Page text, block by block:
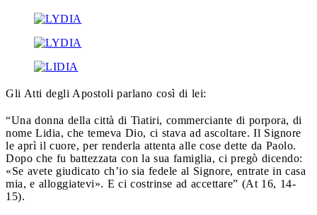
Gli Atti degli Apostoli parlano così di lei:
“Una donna della città di Tiatiri, commerciante di porpora, di
nome Lidia, che temeva Dio, ci stava ad ascoltare. Il Signore
le aprì il cuore, per renderla attenta alle cose dette da Paolo.
Dopo che fu battezzata con la sua famiglia, ci pregò dicendo:
«Se avete giudicato ch’io sia fedele al Signore, entrate in casa
mia, e alloggiatevi». E ci costrinse ad accettare” (At 16, 14-
15).